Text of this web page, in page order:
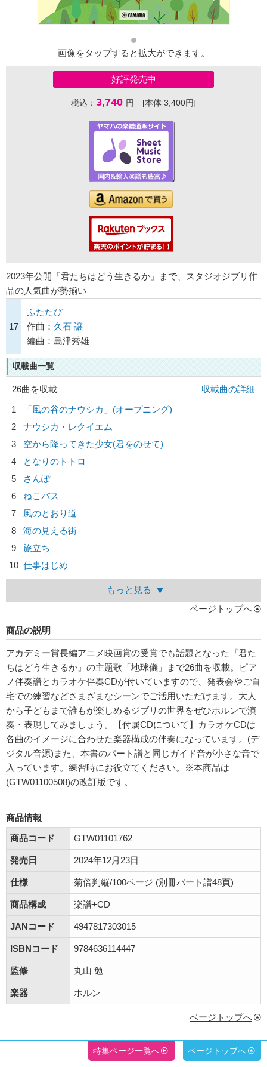
画像をタップすると拡大ができます。
好評発売中
税込： 3,740 円 [本体 3,400円]
2023年公開『君たちはどう生きるか』まで、スタジオジブリ作
品の人気曲が勢揃い
17
ふたたび
作曲： 久石 譲
編曲：島津秀雄
収載曲一覧
26曲を収載
収載曲の詳細
1
「風の谷のナウシカ」(オープニング)
2
ナウシカ・レクイエム
3
空から降ってきた少女(君をのせて)
4
となりのトトロ
5
さんぽ
6
ねこバス
7
風のとおり道
8
海の見える街
9
旅立ち
10 仕事はじめ
もっと見る
ページトップへ
商品の説明
アカデミー賞長編アニメ映画賞の受賞でも話題となった『君た
ちはどう生きるか』の主題歌「地球儀」まで26曲を収載。ピア
ノ伴奏譜とカラオケ伴奏CDが付いていますので、発表会やご自
宅での練習などさまざまなシーンでご活用いただけます。大人
から子どもまで誰もが楽しめるジブリの世界をぜひホルンで演
奏・表現してみましょう。【付属CDについて】カラオケCDは
各曲のイメージに合わせた楽器構成の伴奏になっています。(デ
ジタル音源)また、本書のパート譜と同じガイド音が小さな音で
入っています。練習時にお役立てください。※本商品は
(GTW01100508)の改訂版です。
商品情報
商品コード
GTW01101762
発売日 2024年12月23日
仕様 菊倍判縦/100ページ (別冊パート譜48頁)
商品構成 楽譜+CD
JANコード 4947817303015
ISBNコード 9784636114447
監修 丸山 勉
楽器 ホルン
ページトップへ
特集ページ一覧へ ページトップへ